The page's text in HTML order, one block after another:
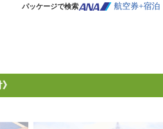
パッケージで検索 航空券+宿泊